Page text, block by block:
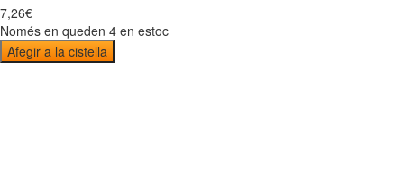
7,26€
Només en queden 4 en estoc
Afegir a la cistella